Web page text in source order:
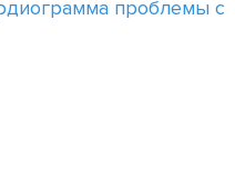
проблемы с